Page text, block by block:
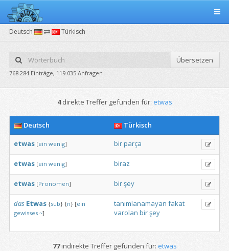
Deutsch Türkisch
Übersetzen
768.284 Einträge, 119.035 Anfragen
4direkte Treffer gefunden für: etwas
Deutsch
Türkisch
etwas [ein wenig] birparça
etwas [ein wenig] biraz
etwas [Pronomen] birşey
das Etwas {sub} {n} [ein
gewisses ~]
tanımlanamayan fakat
varolan birşey
77indirekte Treffer gefunden für: etwas